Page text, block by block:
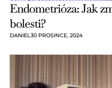
Endometrióza: Jak
bolesti?
DANIEL30 PROSINCE, 2024